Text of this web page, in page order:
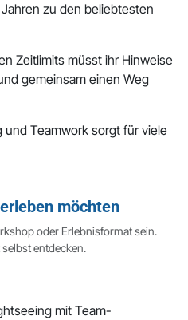
zu den beliebtesten
Zeitlimits müsst ihr Hinweise
gemeinsam einen Weg
und Teamwork sorgt für viele
möchten
oder Erlebnisformat sein.
entdecken.
mit Team-